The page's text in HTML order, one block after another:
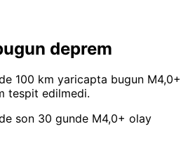
deprem
100 km yaricapta bugun M4,0+
tespit edilmedi.
son 30 gunde M4,0+ olay